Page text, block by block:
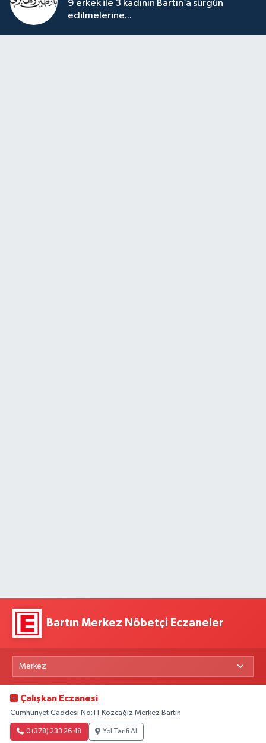
9 erkek ile 3 kadının Bartın’a sürgün
edilmelerine...
Bartın Merkez Nöbetçi Eczaneler
Çalışkan Eczanesi
Cumhuriyet Caddesi No:11 Kozcağız Merkez Bartın
0 (378) 233 26 48 Yol Tarifi Al